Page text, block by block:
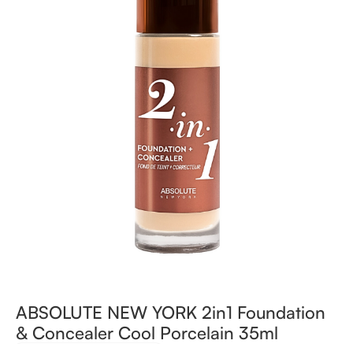
ABSOLUTE NEW YORK 2in1 Foundation
& Concealer Cool Porcelain 35ml